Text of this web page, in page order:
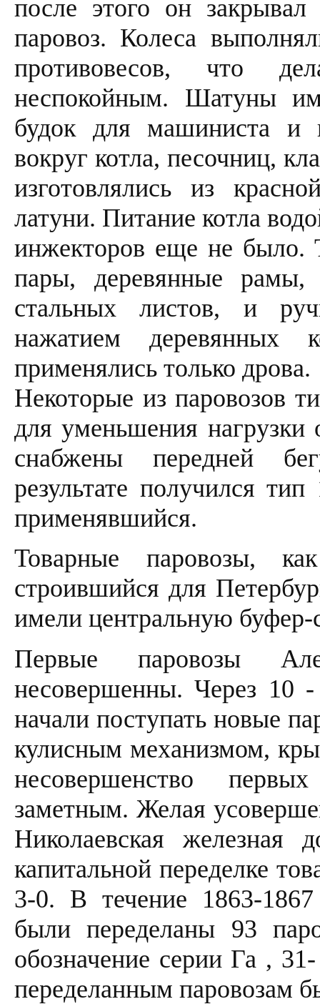
после этого он
паровоз. Колеса
противовесов, что
неспокойным. Шатуны
будок для машиниста и
вокруг котла, песочниц,
изготовлялись из
латуни. Питание котла
инжекторов еще не было.
пары, деревянные
стальных листов, и
нажатием деревянных
применялись только дрова.
Некоторые из паровозов
для уменьшения
снабжены передней
результате получился
применявшийся.
Товарные паровозы,
строившийся для
имели центральную буфер-
Первые паровозы
несовершенны. Через 10
начали поступать новые
кулисным механизмом,
несовершенство
заметным. Желая
Николаевская железная
капитальной переделке
3-0. В течение 1863-1867
были переделаны 93
обозначение серии Га ,
переделанным паровозам